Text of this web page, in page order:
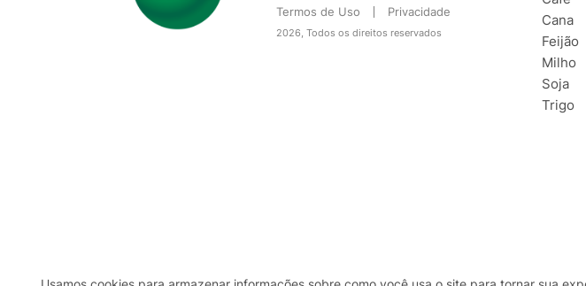
Termos de Uso Privacidade
2026, Todos os direitos reservados
Cana
Feijão
Milho
Soja
Trigo